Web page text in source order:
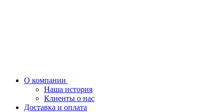
О компании
Наша история
Клиенты о нас
Доставка и оплата